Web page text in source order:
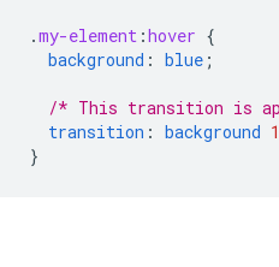
.my-element :hover {
background : blue ;
/* This transition is
transition : background
}